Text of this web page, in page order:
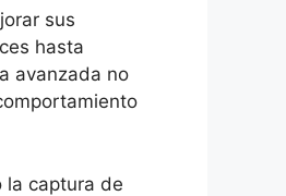
sus
hasta
avanzada no
la captura de